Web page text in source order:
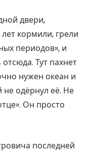
двери,
кормили, грели
периодов», и
Тут пахнет
нужен океан и
одёрнул её. Не
Он просто
последней